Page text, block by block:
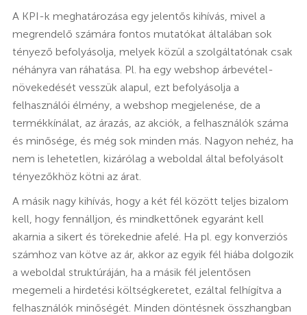
A KPI-k meghatározása egy jelentős kihívás, mivel a
megrendelő számára fontos mutatókat általában sok
tényező befolyásolja, melyek közül a szolgáltatónak csak
néhányra van ráhatása. Pl. ha egy webshop árbevétel-
növekedését vesszük alapul, ezt befolyásolja a
felhasználói élmény, a webshop megjelenése, de a
termékkínálat, az árazás, az akciók, a felhasználók száma
és minősége, és még sok minden más. Nagyon nehéz, ha
nem is lehetetlen, kizárólag a weboldal által befolyásolt
tényezőkhöz kötni az árat.
A másik nagy kihívás, hogy a két fél között teljes bizalom
kell, hogy fennálljon, és mindkettőnek egyaránt kell
akarnia a sikert és törekednie afelé. Ha pl. egy konverziós
számhoz van kötve az ár, akkor az egyik fél hiába dolgozik
a weboldal struktúráján, ha a másik fél jelentősen
megemeli a hirdetési költségkeretet, ezáltal felhígítva a
felhasználók minőségét. Minden döntésnek összhangban